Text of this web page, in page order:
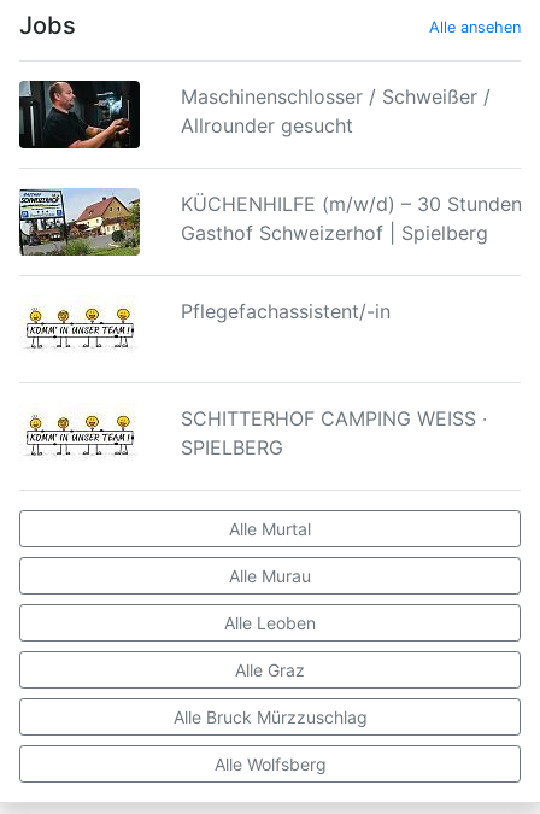
Jobs Alle ansehen
Maschinenschlosser / Schweißer /
Allrounder gesucht
KÜCHENHILFE (m/w/d) – 30 Stunden |
Gasthof Schweizerhof | Spielberg
Pflegefachassistent/-in
SCHITTERHOF CAMPING WEISS ·
SPIELBERG
Alle Murtal
Alle Murau
Alle Leoben
Alle Graz
Alle Bruck Mürzzuschlag
Alle Wolfsberg